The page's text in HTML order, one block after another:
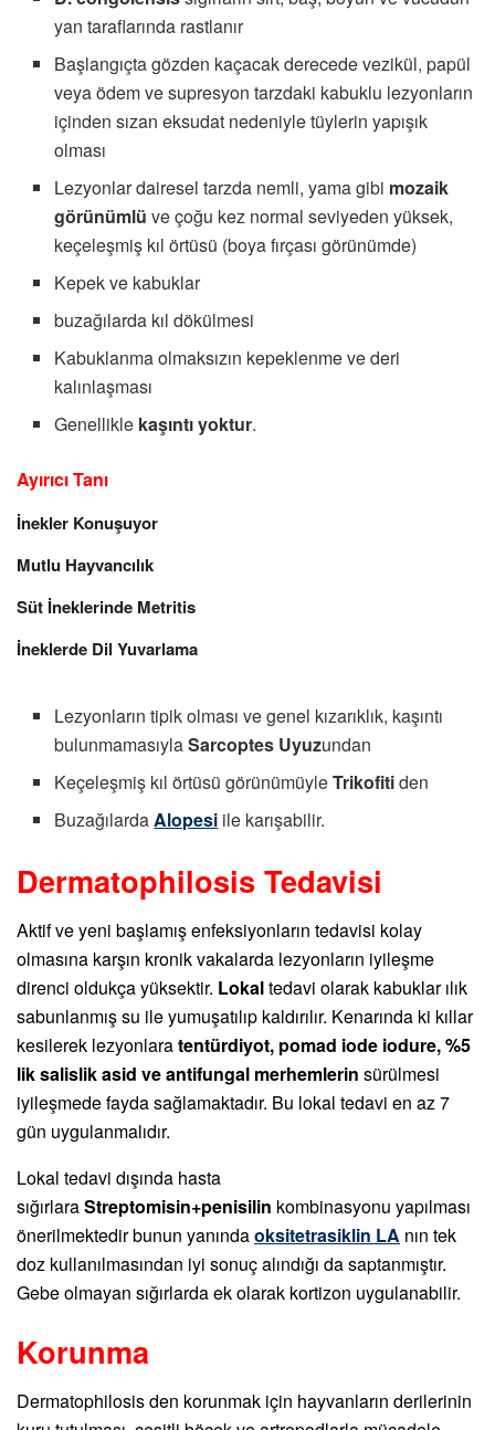
yan taraflarında rastlanır
Başlangıçta gözden kaçacak derecede vezikül, papül
veya ödem ve supresyon tarzdaki kabuklu lezyonların
içinden sızan eksudat nedeniyle tüylerin yapışık
olması
Lezyonlar dairesel tarzda nemli, yama gibi mozaik
görünümlüve çoğu kez normal seviyeden yüksek,
keçeleşmiş kıl örtüsü (boya fırçası görünümde)
Kepek ve kabuklar
buzağılarda kıl dökülmesi
Kabuklanma olmaksızın kepeklenme ve deri
kalınlaşması
Genellikle kaşıntı yoktur.
Ayırıcı Tanı
İnekler Konuşuyor
Mutlu Hayvancılık
Süt İneklerinde Metritis
İneklerde Dil Yuvarlama
Lezyonların tipik olması ve genel kızarıklık, kaşıntı
bulunmamasıylaSarcoptes Uyuzundan
Keçeleşmiş kıl örtüsü görünümüyleTrikofitiden
BuzağılardaAlopesi ile karışabilir.
Dermatophilosis Tedavisi
Aktif ve yeni başlamış enfeksiyonların tedavisi kolay
olmasına karşın kronik vakalarda lezyonların iyileşme
direnci oldukça yüksektir. Lokaltedavi olarak kabuklar ılık
sabunlanmış su ile yumuşatılıp kaldırılır. Kenarında ki kıllar
kesilerek lezyonlaratentürdiyot, pomad iode iodure, %5
lik salislik asid ve antifungal merhemlerin sürülmesi
iyileşmede fayda sağlamaktadır. Bu lokal tedavi en az 7
gün uygulanmalıdır.
Lokal tedavi dışında hasta
sığırlaraStreptomisin+penisilin kombinasyonu yapılması
önerilmektedir bunun yanındaoksitetrasiklin LA nın tek
doz kullanılmasından iyi sonuç alındığı da saptanmıştır.
Gebe olmayan sığırlarda ek olarak kortizon uygulanabilir.
Korunma
Dermatophilosis den korunmak için hayvanların derilerinin